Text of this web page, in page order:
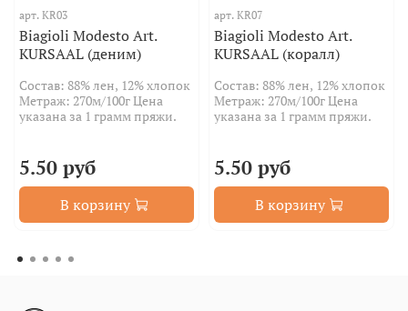
арт. KR03
Biagioli Modesto Art.
KURSAAL (деним)
Состав: 88% лен, 12% хлопок
Метраж: 270м/100г Цена
указана за 1 грамм пряжи.
5.50 руб
В корзину
арт. KR07
Biagioli Modesto Art.
KURSAAL (коралл)
Состав: 88% лен, 12% хлопок
Метраж: 270м/100г Цена
указана за 1 грамм пряжи.
5.50 руб
В корзину